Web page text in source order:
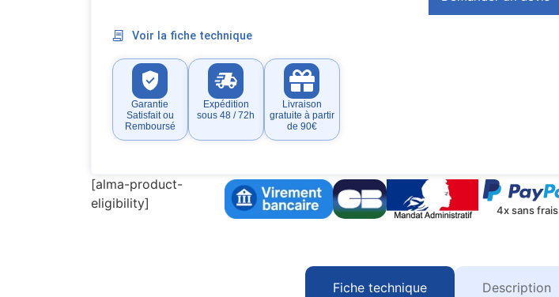
Voir la fiche technique
Garantie
Satisfait ou
Remboursé
Expédition
sous 48 / 72h
Livraison
gratuite à partir
de 90€
[alma-product-
eligibility]
4x sans frais
Fiche technique Description